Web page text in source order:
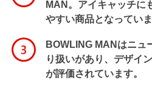
MAN。アイキャッチに
やすい商品となっていま
BOWLING MANはニュ
り扱いがあり、デザイ
が評価されています。